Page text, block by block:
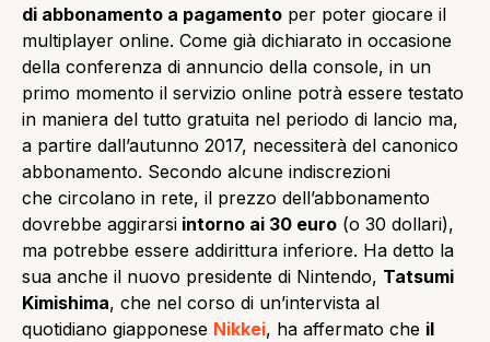
di abbonamento a pagamento per poter giocare il
multiplayer online. Come già dichiarato in occasione
della conferenza di annuncio della console, in un
primo momento il servizio online potrà essere testato
in maniera del tutto gratuita nel periodo di lancio ma,
a partire dall’autunno 2017, necessiterà del canonico
abbonamento. Secondo alcune indiscrezioni
che circolano in rete, il prezzo dell’abbonamento
dovrebbe aggirarsi intorno ai 30 euro (o 30 dollari),
ma potrebbe essere addirittura inferiore. Ha detto la
sua anche il nuovo presidente di Nintendo, Tatsumi
Kimishima, che nel corso di un’intervista al
quotidiano giapponese Nikkei, ha affermato che il